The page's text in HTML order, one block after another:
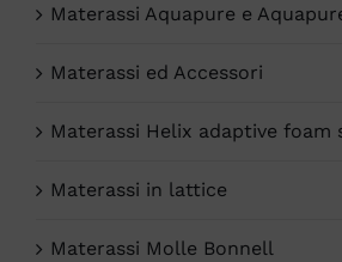
Materassi Aquapure e
Materassi ed Accessori
Materassi Helix adaptive foam
Materassi in lattice
Materassi Molle Bonnell